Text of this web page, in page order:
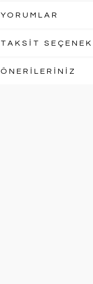
YORUMLAR
TAKSİT
ÖNERİLERİNİZ